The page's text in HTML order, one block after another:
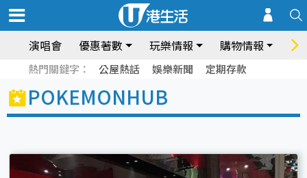
演唱會 優惠著數 玩樂情報 購物情報 飲
熱門關鍵字： 公屋熱話 娛樂新聞 定期存款
POKEMONHUB